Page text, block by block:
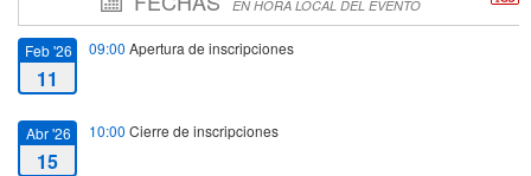
EN HORA LOCAL DEL EVENTO
Feb '26
11
09:00 Apertura de inscripciones
Abr '26
15
10:00 Cierre de inscripciones